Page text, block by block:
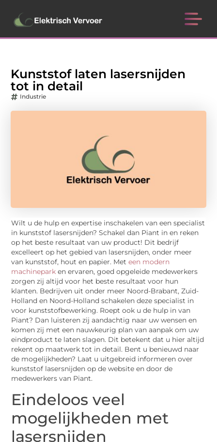
Kunststof laten lasersnijden
tot in detail
Industrie
Wilt u de hulp en expertise inschakelen van een specialist
in kunststof lasersnijden? Schakel dan Piant in en reken
op het beste resultaat van uw product! Dit bedrijf
excelleert op het gebied van lasersnijden, onder meer
van kunststof, hout en papier. Meteen modern
machinepark en ervaren, goed opgeleide medewerkers
zorgen zij altijd voor het beste resultaat voor hun
klanten. Bedrijven uit onder meer Noord-Brabant, Zuid-
Holland en Noord-Holland schakelen deze specialist in
voor kunststofbewerking. Roept ook u de hulp in van
Piant? Dan luisteren zij aandachtig naar uw wensen en
komen zij met een nauwkeurig plan van aanpak om uw
eindproduct te laten slagen. Dit betekent dat u hier altijd
rekent op maatwerk tot in detail. Bent u benieuwd naar
de mogelijkheden? Laat u uitgebreid informeren over
kunststof lasersnijden op de website en door de
medewerkers van Piant.
Eindeloos veel
mogelijkheden met
lasersnijden